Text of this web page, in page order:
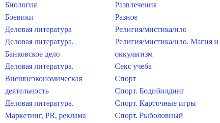
Биология
Боевики
Деловая литература
Деловая литература.
Банковское дело
Деловая литература.
Внешнеэкономическая
деятельность
Деловая литература.
Маркетинг, PR, реклама
Развлечения
Разное
Религия/мистика/нло
Религия/мистика/нло. Магия и
оккультизм
Секс учеба
Спорт
Спорт. Бодибилдинг
Спорт. Карточные игры
Спорт. Рыболовный